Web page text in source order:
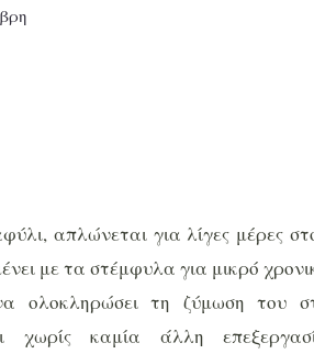
απλώνεται για λίγες μέρες
με τα στέμφυλα για μικρό
ολοκληρώσει τη ζύμωση του
χωρίς καμία άλλη